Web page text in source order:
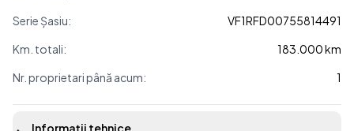
Serie Șasiu:
VF1RFD00755814491
Km. totali:
183.000 km
Nr. proprietari până acum:
1
Informații tehnice